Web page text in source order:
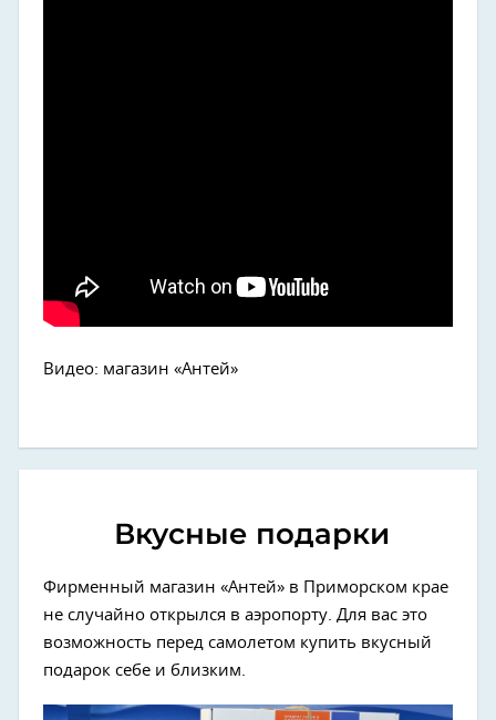
Видео: магазин «Антей»
Вкусные подарки
Фирменный магазин «Антей» в Приморском крае
не случайно открылся в аэропорту. Для вас это
возможность перед самолетом купить вкусный
подарок себе и близким.